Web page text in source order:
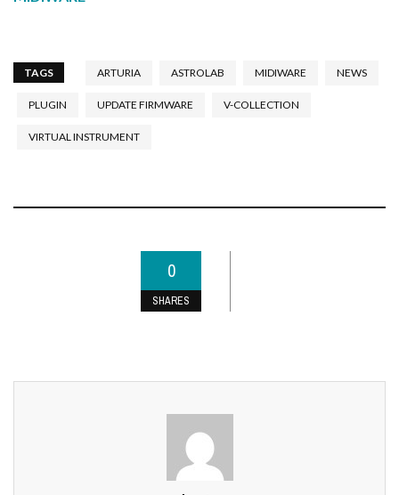
TAGS ARTURIA ASTROLAB MIDIWARE NEWS
PLUGIN UPDATE FIRMWARE V-COLLECTION
VIRTUAL INSTRUMENT
0
SHARES